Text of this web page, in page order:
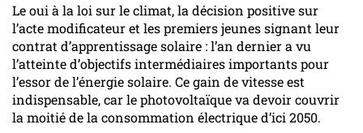
Le oui à la loi sur le climat, la décision positive sur
l’acte modificateur et les premiers jeunes signant leur
contrat d’apprentissage solaire : l’an dernier a vu
l’atteinte d’objectifs intermédiaires importants pour
l’essor de l’énergie solaire. Ce gain de vitesse est
indispensable, car le photovoltaïque va devoir couvrir
la moitié de la consommation électrique d’ici 2050.